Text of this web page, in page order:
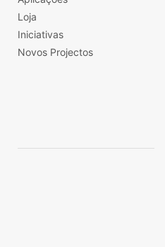
Loja
Iniciativas
Novos Projectos